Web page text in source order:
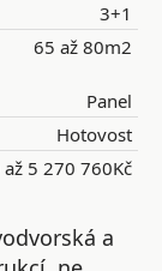
3+1
65 až 80m2
Panel
Hotovost
5 270 760Kč
a